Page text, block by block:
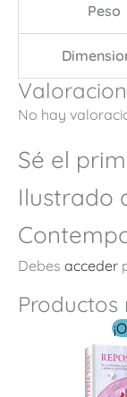
Peso
No hay
Sé el
Ilustrado
Debes acceder